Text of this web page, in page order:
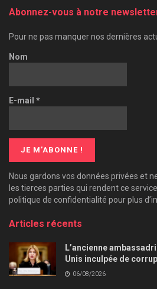
Abonnez-vous à notre
Pour ne pas manquer nos dernières
Nom
E-mail *
Nous gardons vos données privées et
les tierces parties qui rendent ce
politique de confidentialité pour plus
Articles récents
L’ancienne
Unis inculpée de
06/08/2026